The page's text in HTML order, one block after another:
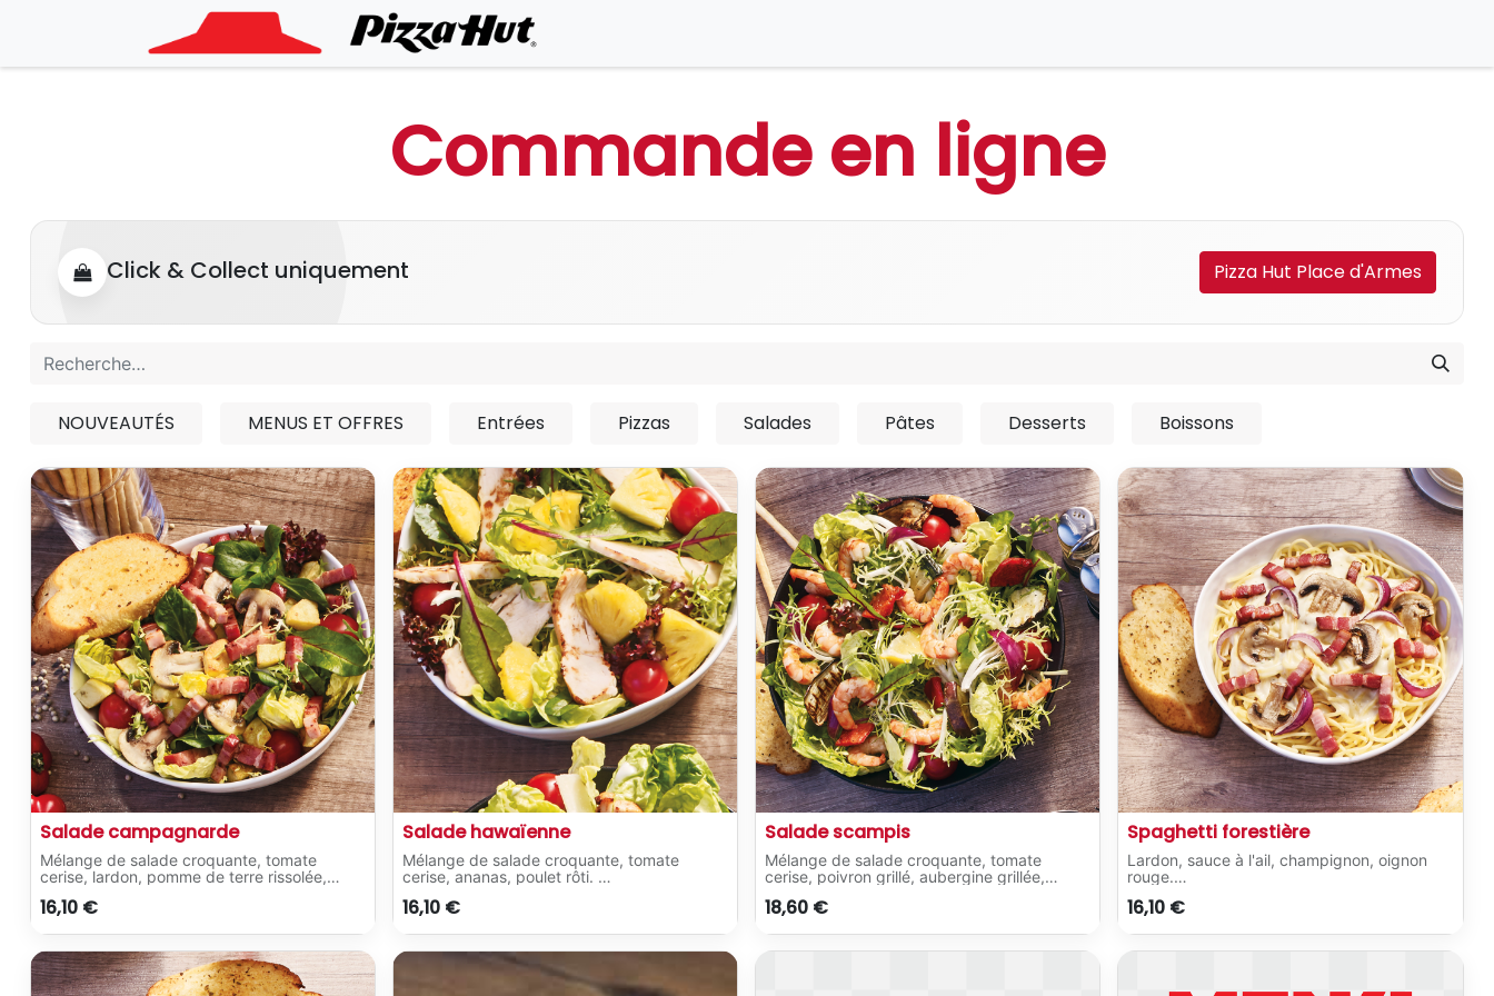
Commande en ligne
Click & Collect uniquement Pizza Hut Place d'Armes
NOUVEAUTÉS MENUS ET OFFRES Entrées Pizzas Salades Pâtes Desserts Boissons
Salade campagnarde
Mélange de salade croquante, tomate
cerise, lardon, pomme de terre rissolée,
Servi avec 2 pains à l'ail classiques.
16,10 €
Salade hawaïenne
Mélange de salade croquante, tomate
cerise, ananas, poulet rôti.
16,10 €
Salade scampis
Mélange de salade croquante, tomate
cerise, poivron grillé, aubergine grillée,
scampi mariné à l'ail et au basilic.
18,60 €
Spaghetti forestière
Lardon, sauce à l'ail, champignon, oignon
rouge.
16,10 €